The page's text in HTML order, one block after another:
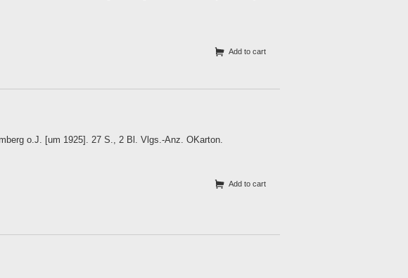
Add to cart
o.J. [um 1925]. 27 S., 2 Bl. Vlgs.-Anz. OKarton.
Add to cart